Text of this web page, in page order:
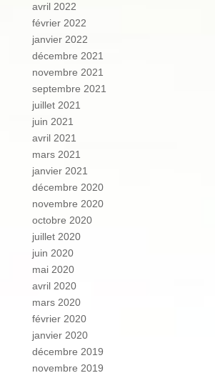
avril 2022
février 2022
janvier 2022
décembre 2021
novembre 2021
septembre 2021
juillet 2021
juin 2021
avril 2021
mars 2021
janvier 2021
décembre 2020
novembre 2020
octobre 2020
juillet 2020
juin 2020
mai 2020
avril 2020
mars 2020
février 2020
janvier 2020
décembre 2019
novembre 2019